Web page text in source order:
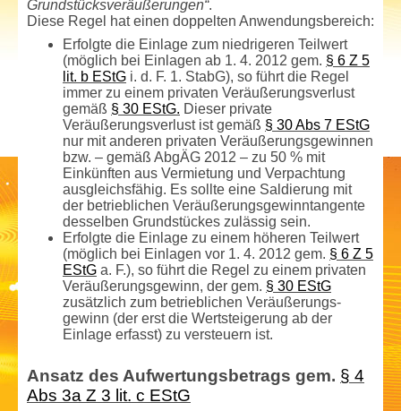
Grundstücksveräußerungen“.
Diese Regel hat einen doppelten Anwendungsbereich:
Erfolgte die Einlage zum niedrigeren Teilwert
(möglich bei Einlagen ab 1. 4. 2012 gem. § 6 Z 5
lit. b EStG i. d. F. 1. StabG), so führt die Regel
immer zu einem privaten Veräußerungsverlust
gemäß § 30 EStG. Dieser private
Veräußerungsverlust ist gemäß § 30 Abs 7 EStG
nur mit anderen privaten Veräußerungs­gewinnen
bzw. – gemäß AbgÄG 2012 – zu 50 % mit
Einkünften aus Vermietung und Verpachtung
ausgleichsfähig. Es sollte eine Saldierung mit
der betrieblichen Veräußerungs­gewinntangente
desselben Grundstückes zulässig sein.
Erfolgte die Einlage zu einem höheren Teilwert
(möglich bei Einlagen vor 1. 4. 2012 gem. § 6 Z 5
EStG a. F.), so führt die Regel zu einem privaten
Veräußerungs­gewinn, der gem. § 30 EStG
zusätzlich zum betrieblichen Veräußerungs­
gewinn (der erst die Wertsteigerung ab der
Einlage erfasst) zu versteuern ist.
Ansatz des Aufwertungs­betrags gem. § 4
Abs 3a Z 3 lit. c EStG